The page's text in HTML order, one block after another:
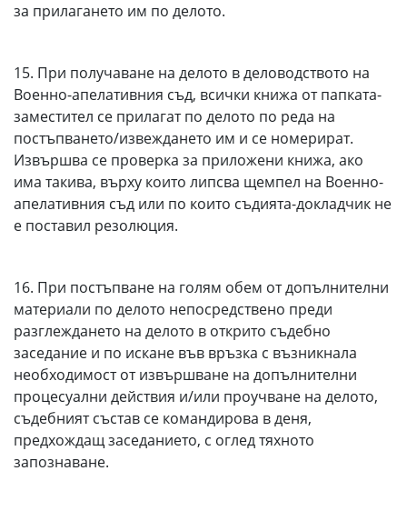
за прилагането им по делото.
15. При получаване на делото в деловодството на
Военно-апелативния съд, всички книжа от папката-
заместител се прилагат по делото по реда на
постъпването/извеждането им и се номерират.
Извършва се проверка за приложени книжа, ако
има такива, върху които липсва щемпел на Военно-
апелативния съд или по които съдията-докладчик не
е поставил резолюция.
16. При постъпване на голям обем от допълнителни
материали по делото непосредствено преди
разглеждането на делото в открито съдебно
заседание и по искане във връзка с възникнала
необходимост от извършване на допълнителни
процесуални действия и/или проучване на делото,
съдебният състав се командирова в деня,
предхождащ заседанието, с оглед тяхното
запознаване.